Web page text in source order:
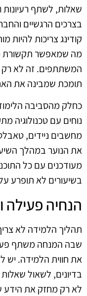
שאלות, לשתף
בצרכים הרגשיים
קודינג צריכות להיות
מה שמאפשר תקשורת
המשתתפים. זה לא רק
תומכת שמבינה את
כחלק מהסביבה
נוחים עם
מחשבים ניידים,
את הנוער במהלך
מעודכנים עם כל
בשיעורים לא תופרע על
הנחיה
תהליך הלמידה לא
שבה המנחה משתף
את חווית הלמידה. יש
בדיונים, לשאול
לא רק מחזק את הידע